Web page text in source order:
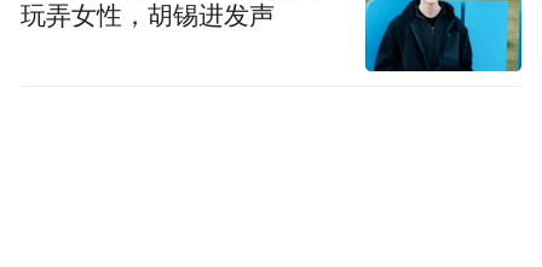
玩弄女性，胡锡进发声